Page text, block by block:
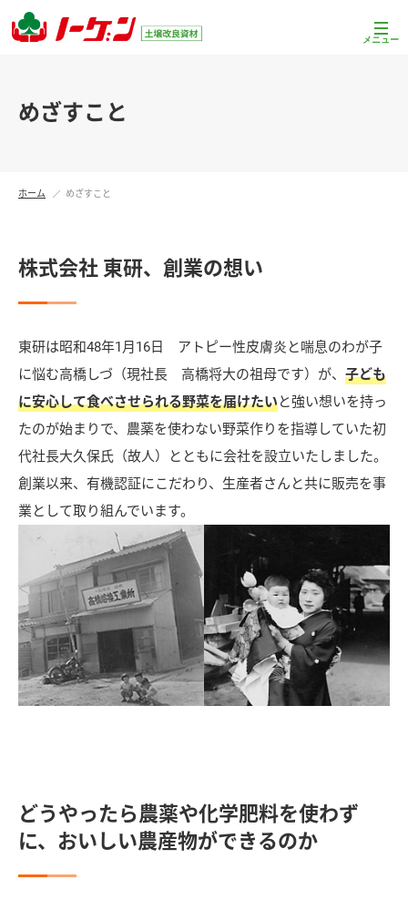
めざすこと
ホーム めざすこと
株式会社 東研、創業の想い
東研は昭和48年1月16日 アトピー性皮膚炎と喘息のわが子
に悩む高橋しづ（現社長 高橋将大の祖母です）が、 子ども
に安心して食べさせられる野菜を届けたいと強い想いを持っ
たのが始まりで、農薬を使わない野菜作りを指導していた初
代社長大久保氏（故人）とともに会社を設立いたしました。
創業以来、有機認証にこだわり、生産者さんと共に販売を事
業として取り組んでいます。
どうやったら農薬や化学肥料を使わず
に、おいしい農産物ができるのか